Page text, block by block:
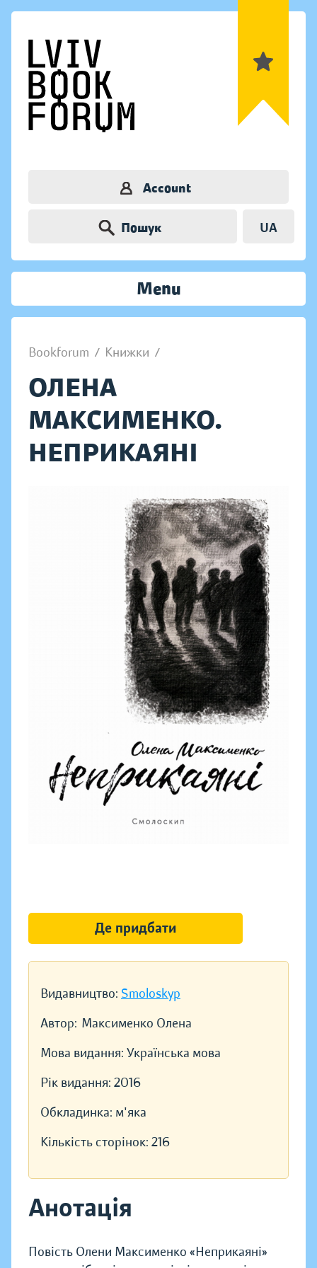
Account
Пошук UA
Menu
Bookforum / Книжки /
ОЛЕНА
МАКСИМЕНКО.
НЕПРИКАЯНІ
Видавництво: Smoloskyp
Автор: Максименко Олена
Мова видання: Українська мова
Рік видання: 2016
Обкладинка: м'яка
Кількість сторінок: 216
Анотація
Повість Олени Максименко «Неприкаяні»
Де придбати